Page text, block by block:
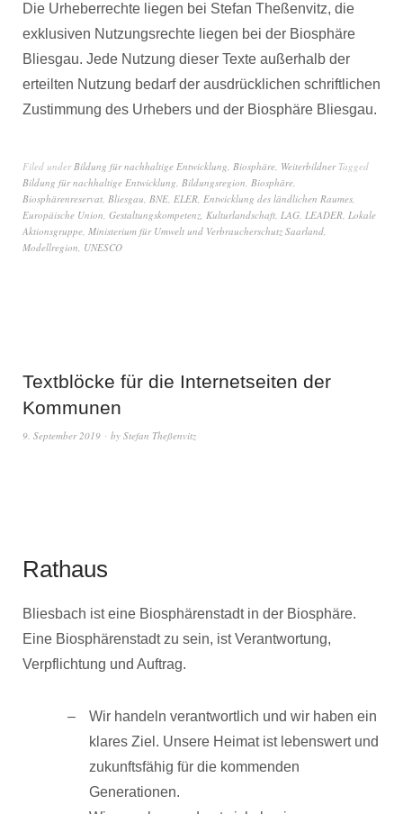
Die Urheberrechte liegen bei Stefan Theßenvitz, die
exklusiven Nutzungsrechte liegen bei der Biosphäre
Bliesgau. Jede Nutzung dieser Texte außerhalb der
erteilten Nutzung bedarf der ausdrücklichen schriftlichen
Zustimmung des Urhebers und der Biosphäre Bliesgau.
Filed underBildung für nachhaltige Entwicklung, Biosphäre, Weiterbildner Tagged
Bildung für nachhaltige Entwicklung, Bildungsregion, Biosphäre,
Biosphärenreservat, Bliesgau, BNE, ELER, Entwicklung des ländlichen Raumes,
Europäische Union, Gestaltungskompetenz, Kulturlandschaft, LAG, LEADER, Lokale
Aktionsgruppe, Ministerium für Umwelt und Verbraucherschutz Saarland,
Modellregion, UNESCO
Textblöcke für die Internetseiten der
Kommunen
9. September 2019 by Stefan Theßenvitz
Rathaus
Bliesbach ist eine Biosphärenstadt in der Biosphäre.
Eine Biosphärenstadt zu sein, ist Verantwortung,
Verpflichtung und Auftrag.
Wir handeln verantwortlich und wir haben ein
klares Ziel. Unsere Heimat ist lebenswert und
zukunftsfähig für die kommenden
Generationen.